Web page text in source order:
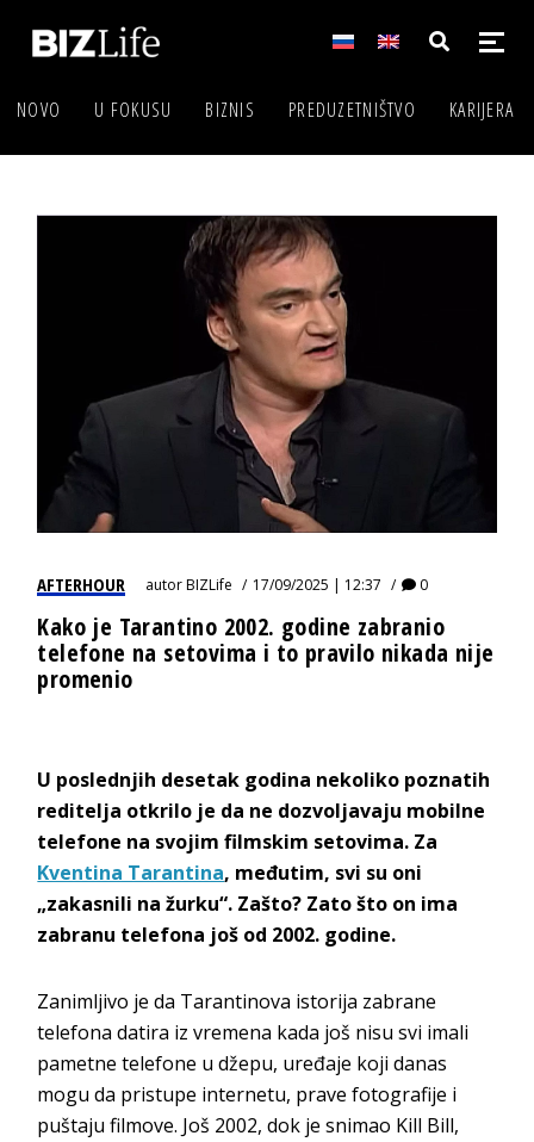
NOVO U FOKUSU BIZNIS PREDUZETNIŠTVO KARIJERA
AFTERHOUR autorBIZLife 17/09/2025 | 12:37 0
Kako je Tarantino 2002. godine zabranio
telefone na setovima i to pravilo nikada nije
promenio
U poslednjih desetak godina nekoliko poznatih
reditelja otkrilo je da ne dozvoljavaju mobilne
telefone na svojim filmskim setovima. Za
Kventina Tarantina, međutim, svi su oni
„zakasnili na žurku“. Zašto? Zato što on ima
zabranu telefona još od 2002. godine.
Zanimljivo je da Tarantinova istorija zabrane
telefona datira iz vremena kada još nisu svi imali
pametne telefone u džepu, uređaje koji danas
mogu da pristupe internetu, prave fotografije i
puštaju filmove. Još 2002, dok je snimao Kill Bill,